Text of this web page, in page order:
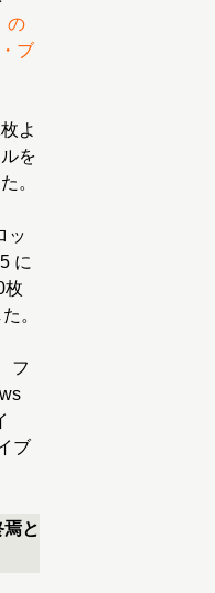
の
ブ
よ
を
。
ッ
に
枚
。
フ
ブ
と